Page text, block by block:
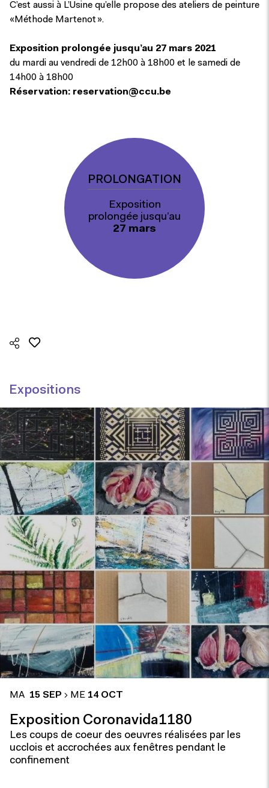
C’est aussi à L’Usine qu’elle propose des ateliers de peinture
«Méthode Martenot ».
Exposition prolongée jusqu’au 27 mars 2021
du mardi au vendredi de 12h00 à 18h00 et le samedi de
14h00 à 18h00
Réservation: reservation@ccu.be
PROLONGATION
Exposition
prolongée jusqu’au
27 mars
Expositions
MA 15 SEP ME 14 OCT
Exposition Coronavida1180
Les coups de coeur des oeuvres réalisées par les
ucclois et accrochées aux fenêtres pendant le
confinement